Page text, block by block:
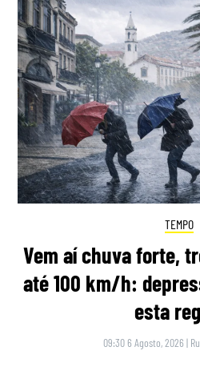
TEMPO
Vem aí chuva forte,
até 100 km/h:
esta
09:30 6 Agosto, 2026 |